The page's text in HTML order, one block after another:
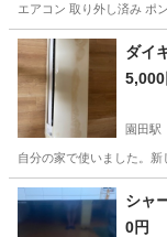
トフ
エアコン 取り外し済み ポ
兵庫 姫路市 余部
ダイ
5,000
園田駅
自分の家で使いました。
兵庫 尼崎市
シャ
0円